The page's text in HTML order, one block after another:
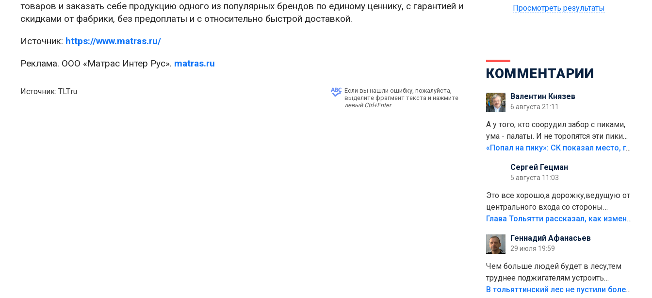
товаров и заказать себе продукцию одного из популярных брендов по единому ценнику, с гарантией и
скидками от фабрики, без предоплаты и с относительно быстрой доставкой.
Источник: https://www.matras.ru/
Реклама. ООО «Матрас Интер Рус». matras.ru
Источник: TLT.ru
Если вы нашли ошибку, пожалуйста,
выделите фрагмент текста и нажмите
левый Ctrl+Enter.
Просмотреть результаты
КОММЕНТАРИИ
Валентин Князев
6 августа 21:11
А у того, кто соорудил забор с пиками,
ума - палаты. И не торопятся эти пики
срезать
«Попал на пику»: СК показал место, где был смертельно травмирован ребенок в Тольятти
Сергей Гецман
5 августа 11:03
Это все хорошо,а дорожку,ведущую от
центрального входа со стороны
кафе"Мираж" к аттракционам слабо
плитки не хватило,т.к.осенью и зимой
лежала в парке и испортилась.Да
еще,видимо,часть украли.
Глава Тольятти рассказал, как изменится парк Центрального района
Геннадий Афанасьев
29 июля 19:59
Чем больше людей будет в лесу,тем
труднее поджигателям устроить
пожар.Тех кто разводит костры,тех
В тольяттинский лес не пустили более тысячи автомобилей